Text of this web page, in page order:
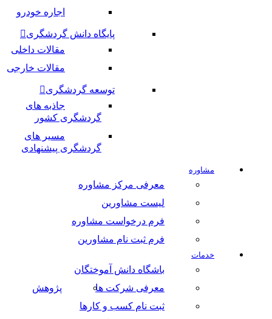
اجاره خودرو
پایگاه دانش گردشگری
مقالات داخلی
مقالات خارجی
توسعه گردشگری
جاذبه های
گردشگری کشور
مسیر های
گردشگری پیشنهادی
مشاوره
معرفی مرکز مشاوره
لیست مشاورین
فرم درخواست مشاوره
فرم ثبت نام مشاورین
خدمات
باشگاه دانش آموختگان
معرفی شرکت ها
پژوهش
ثبت نام کسب و کارها